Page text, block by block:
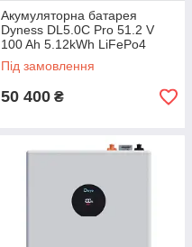
Акумуляторна батарея
Dyness DL5.0C Pro 51.2 V
100 Ah 5.12kWh LiFePo4
(DL5.0C Pro)
Під замовлення
50 400 ₴